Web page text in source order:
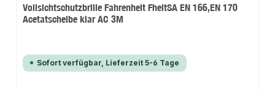
Vollsichtschutzbrille Fahrenheit FheitSA EN 166,EN 170
Acetatscheibe klar AC 3M
Sofort verfügbar, Lieferzeit 5-6 Tage